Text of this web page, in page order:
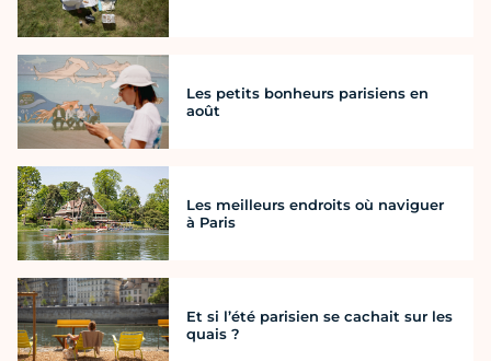
Les petits bonheurs parisiens en
août
Les meilleurs endroits où naviguer
à Paris
Et si l’été parisien se cachait sur les
quais ?